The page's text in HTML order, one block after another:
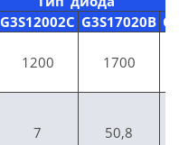
G3S12002C G3S17020B
1200 1700
7 50,8